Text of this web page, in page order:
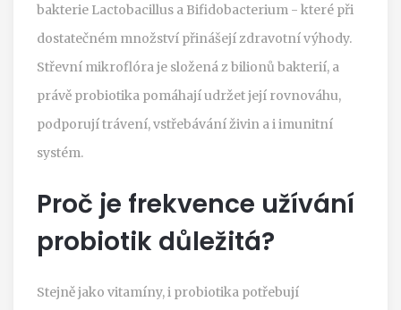
bakterie Lactobacillus a Bifidobacterium - které při
dostatečném množství přinášejí zdravotní výhody.
Střevní mikroflóraje složená z bilionů bakterií, a
právě probiotika pomáhají udržet její rovnováhu,
podporují trávení, vstřebávání živin a i imunitní
systém.
Proč je frekvence užívání
probiotik důležitá?
Stejně jako vitamíny, i probiotika potřebují